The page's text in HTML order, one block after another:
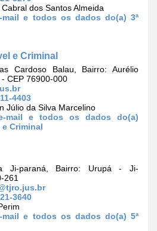
dos Santos Almeida
mail e todos os dados do(a) 3ª
e Criminal
Cardoso Balau, Bairro: Aurélio
CEP 76900-000
4403
Júlio da Silva Marcelino
mail e todos os dados do(a)
Criminal
Ji-paraná, Bairro: Urupá - Ji-
261
3640
mail e todos os dados do(a) 5ª